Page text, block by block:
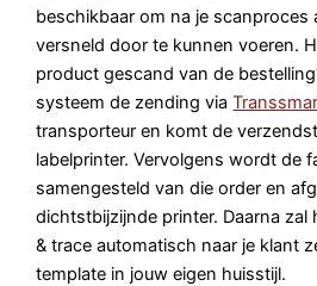
beschikbaar om na je scanproces
versneld door te kunnen voeren.
product gescand van de
systeem de zending via
transporteur en komt de
labelprinter. Vervolgens wordt de
samengesteld van die order en
dichtstbijzijnde printer. Daarna zal
& trace automatisch naar je klant
template in jouw eigen huisstijl.